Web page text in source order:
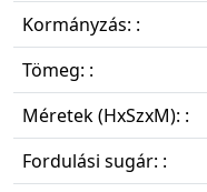
Kormányzás: :
Tömeg: :
Méretek (HxSzxM): :
Fordulási sugár: :